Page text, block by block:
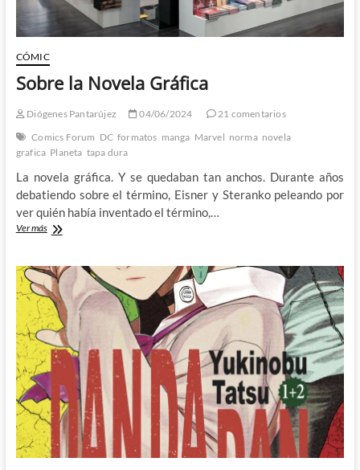
CÓMIC
Sobre la Novela Gráfica
Diógenes Pantarújez 04/06/2024
21 comentarios
Comics Forum DC formatos manga Marvel norma novela
grafica Planeta tapa dura
La novela gráfica. Y se quedaban tan anchos. Durante años
debatiendo sobre el término, Eisner y Steranko peleando por
ver quién había inventado el término,…
Ver másSobre
Gráfica